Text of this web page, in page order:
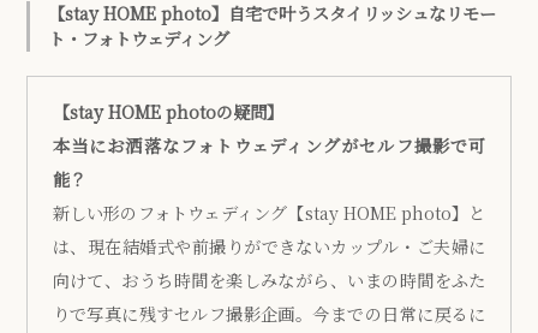
【stay HOME photo】自宅で叶うスタイリッシュなリモー
ト・フォトウェディング
【stay HOME photoの疑問】
本当にお洒落なフォトウェディングがセルフ撮影で可
能？
新しい形のフォトウェディング【stay HOME photo】と
は、現在結婚式や前撮りができないカップル・ご夫婦に
向けて、おうち時間を楽しみながら、いまの時間をふた
りで写真に残すセルフ撮影企画。今までの日常に戻るに